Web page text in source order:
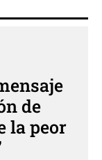
de
la peor